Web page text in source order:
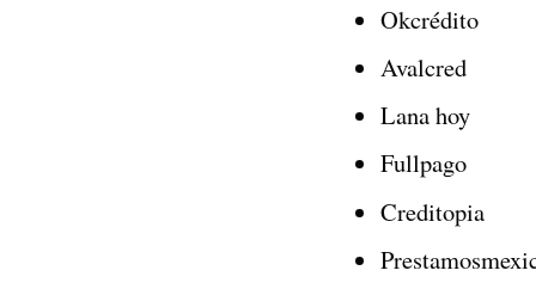
Okcrédito
Avalcred
Lana hoy
Fullpago
Creditopia